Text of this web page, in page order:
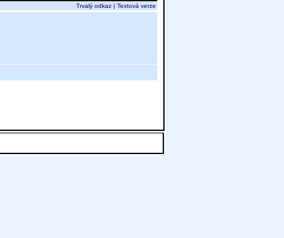
Trvalý odkaz | Textová verze